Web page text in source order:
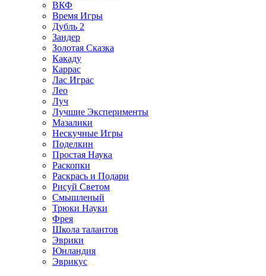
ВКФ
Время Игры
Дубль 2
Зандер
Золотая Сказка
Какаду
Каррас
Лас Играс
Лео
Луч
Лучшие Эксперименты
Мазалики
Нескучные Игры
Поделкин
Простая Наука
Раскопки
Раскрась и Подари
Рисуй Светом
Смышленый
Трюки Науки
Фрея
Школа талантов
Эврики
Юнландия
Эврикус